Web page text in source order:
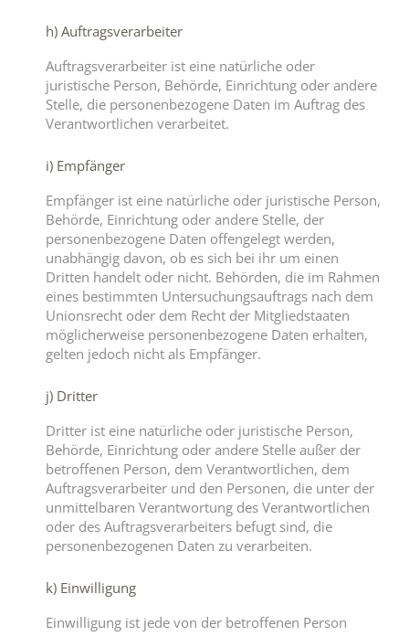
h) Auftragsverarbeiter
Auftragsverarbeiter ist eine natürliche oder
juristische Person, Behörde, Einrichtung oder andere
Stelle, die personenbezogene Daten im Auftrag des
Verantwortlichen verarbeitet.
i) Empfänger
Empfänger ist eine natürliche oder juristische Person,
Behörde, Einrichtung oder andere Stelle, der
personenbezogene Daten offengelegt werden,
unabhängig davon, ob es sich bei ihr um einen
Dritten handelt oder nicht. Behörden, die im Rahmen
eines bestimmten Untersuchungsauftrags nach dem
Unionsrecht oder dem Recht der Mitgliedstaaten
möglicherweise personenbezogene Daten erhalten,
gelten jedoch nicht als Empfänger.
j) Dritter
Dritter ist eine natürliche oder juristische Person,
Behörde, Einrichtung oder andere Stelle außer der
betroffenen Person, dem Verantwortlichen, dem
Auftragsverarbeiter und den Personen, die unter der
unmittelbaren Verantwortung des Verantwortlichen
oder des Auftragsverarbeiters befugt sind, die
personenbezogenen Daten zu verarbeiten.
k) Einwilligung
Einwilligung ist jede von der betroffenen Person